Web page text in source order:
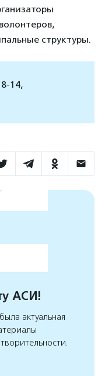
структуры.
14,
АСИ!
актуальная